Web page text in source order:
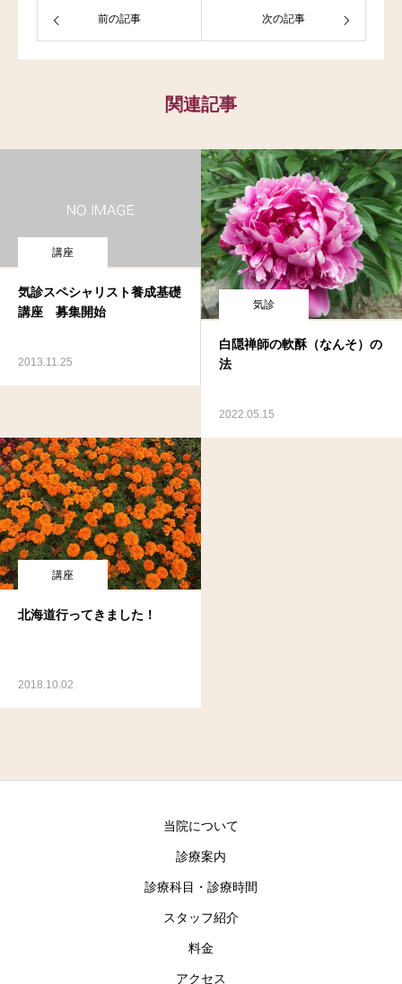
前の記事 次の記事
関連記事
講座
気診スペシャリスト養成基礎
講座 募集開始
2013.11.25
気診
白隠禅師の軟酥（なんそ）の
法
2022.05.15
講座
北海道行ってきました！
2018.10.02
当院について
診療案内
診療科目・診療時間
スタッフ紹介
料金
アクセス